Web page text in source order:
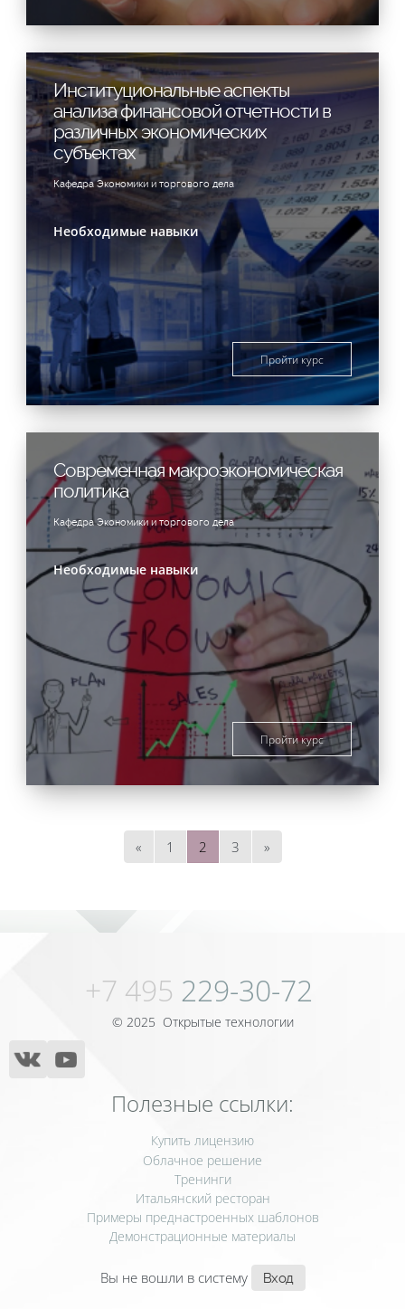
Институциональные аспекты
анализа финансовой отчетности в
различных экономических
субъектах
Кафедра Экономики и торгового дела
Необходимые навыки
Пройти курс
Современная макроэкономическая
политика
Кафедра Экономики и торгового дела
Необходимые навыки
Пройти курс
«Предыдущая страница
1 Страница 1
2 Страница 2
3Страница 3
»Следующая страница
+7 495 229-30-72
© 2025 Открытые технологии
Полезные ссылки:
Купить лицензию
Облачное решение
Тренинги
Итальянский ресторан
Примеры преднастроенных шаблонов
Демонстрационные материалы
Вы не вошли в систему Вход